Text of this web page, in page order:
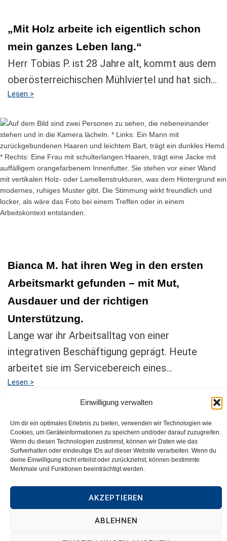
Einwilligung verwalten
Um dir ein optimales Erlebnis zu bieten, verwenden wir Technologien wie
Cookies, um Geräteinformationen zu speichern und/oder darauf zuzugreifen.
Wenn du diesen Technologien zustimmst, können wir Daten wie das
Surfverhalten oder eindeutige IDs auf dieser Website verarbeiten. Wenn du
deine Einwilligung nicht erteilst oder zurückziehst, können bestimmte
Merkmale und Funktionen beeinträchtigt werden.
AKZEPTIEREN
ABLEHNEN
„Mit Holz arbeite ich eigentlich schon
mein ganzes Leben lang.“
Herr Tobias P. ist 28 Jahre alt, kommt aus dem
oberösterreichischen Mühlviertel und hat sich...
Lesen >
Bianca M. hat ihren Weg in den ersten
Arbeitsmarkt gefunden – mit Mut,
Ausdauer und der richtigen
Unterstützung.
Lange war ihr Arbeitsalltag von einer
integrativen Beschäftigung geprägt. Heute
arbeitet sie im Servicebereich eines...
Lesen >
Zurück zur Startseite
Impressum Datenschutzerklärung Barrierefreiheitserklärung
Cookie-Richtlinie (EU)
© Chancenreich